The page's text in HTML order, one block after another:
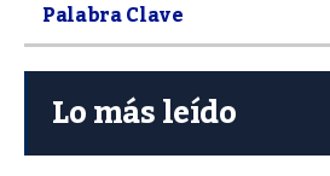
Lo más leído